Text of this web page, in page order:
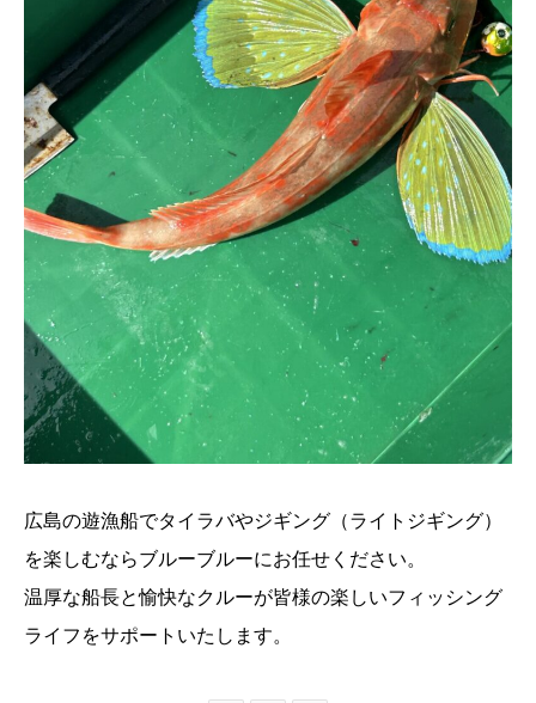
広島の遊漁船でタイラバやジギング（ライトジギング）
を楽しむならブルーブルーにお任せください。
温厚な船長と愉快なクルーが皆様の楽しいフィッシング
ライフをサポートいたします。